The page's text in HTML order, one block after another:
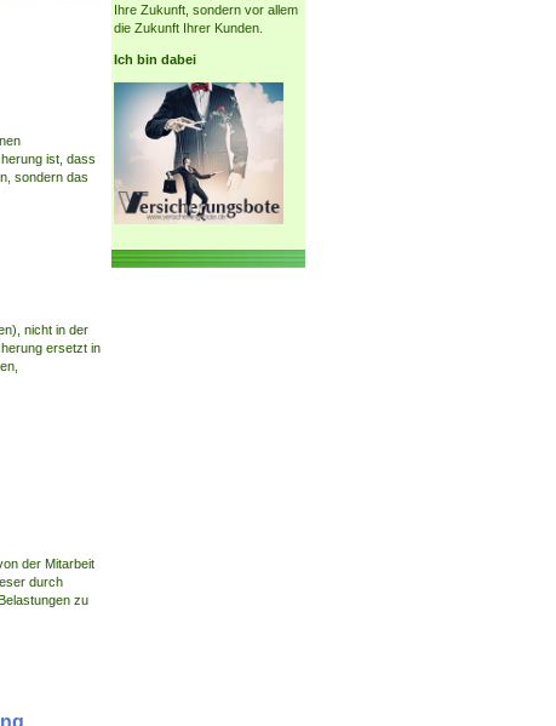
ist, dass
sondern das
nicht in der
ersetzt in
der Mitarbeit
durch
zu
Ihre Zukunft, sondern vor allem
die Zukunft Ihrer Kunden.
Ich bin dabei